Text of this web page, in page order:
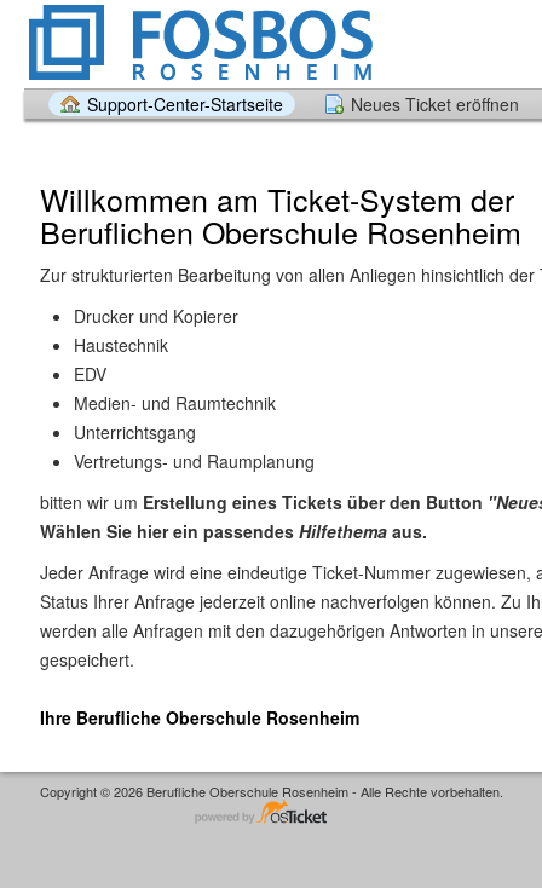
Support-Center-Startseite Neues Ticket eröffnen
Willkommen am Ticket-System der
Beruflichen Oberschule Rosenheim
Zur strukturierten Bearbeitung von allen Anliegen hinsichtlich der
Drucker und Kopierer
Haustechnik
EDV
Medien- und Raumtechnik
Unterrichtsgang
Vertretungs- und Raumplanung
bitten wir um Erstellung eines Tickets über den Button
Wählen Sie hier ein passendes Hilfethemaaus.
Jeder Anfrage wird eine eindeutige Ticket-Nummer zugewiesen,
Status Ihrer Anfrage jederzeit online nachverfolgen können. Zu
werden alle Anfragen mit den dazugehörigen Antworten in
gespeichert.
Ihre Berufliche Oberschule Rosenheim
Copyright © 2026 Berufliche Oberschule Rosenheim - Alle Rechte vorbehalten.